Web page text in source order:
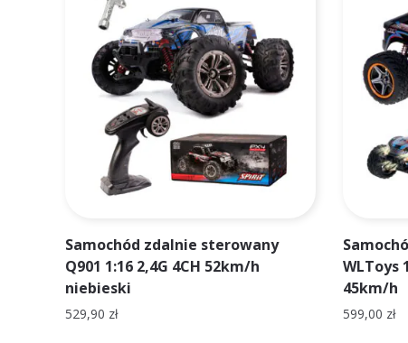
Samochód zdalnie sterowany
Q901 1:16 2,4G 4CH 52km/h
niebieski
529,90 zł
WLToys
45km/h
599,00 zł